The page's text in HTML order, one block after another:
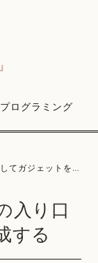
プログラミング
ェットを作成する
入り口
する